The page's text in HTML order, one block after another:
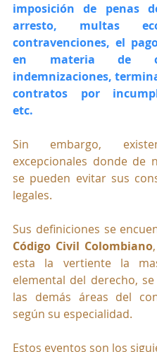
imposición de penas
arresto, multas
contravenciones, el
en materia de
indemnizaciones,
contratos por
etc.
Sin embargo,
excepcionales donde de
se pueden evitar sus
legales.
Código Civil Colombiano
esta la vertiente la
elemental del derecho,
las demás áreas del
según su especialidad.
Estos eventos son los